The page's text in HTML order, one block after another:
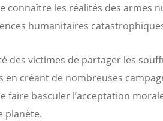
connaître les réalités des armes
humanitaires
des victimes de partager les
en créant de nombreuses
faire basculer l’acceptation
planète.